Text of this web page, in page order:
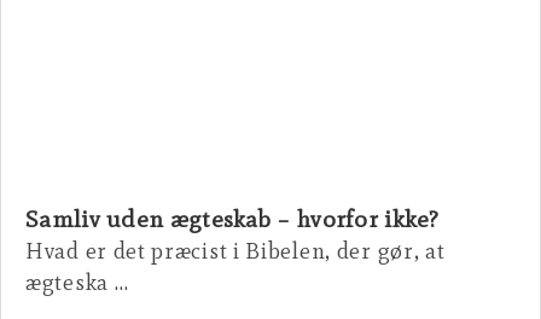
Samliv uden ægteskab – hvorfor ikke?
Hvad er det præcist i Bibelen, der gør, at
ægteska …